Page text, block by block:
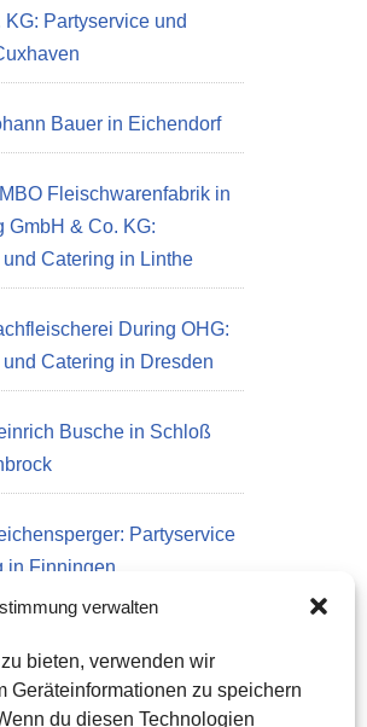
verwalten
bieten, verwenden wir
Geräteinformationen zu speichern
du diesen Technologien
Partyservice und
Bauer in Eichendorf
Fleischwarenfabrik in
GmbH & Co. KG:
und Catering in Linthe
During OHG:
Catering in Dresden
Busche in Schloß
Partyservice
in Finningen